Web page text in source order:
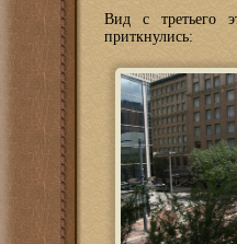
Вид с третьего
приткнулись: